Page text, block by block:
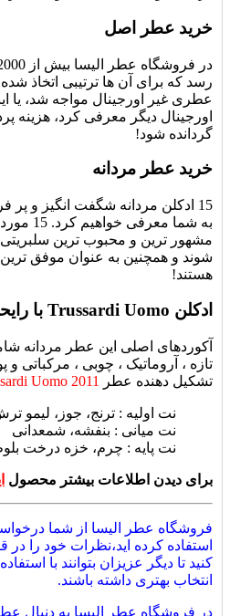
خرید عطر اصل
در فروشگاه عطر الیسا بیش از 2000
رسد که برای آن ها ترتیبی اتخاذ
عطری غیر اورجینال مواجه شد، یا
اورجینال دیگر معرفی کرد، هزینه
گردانده شود!
خرید عطر مردانه
15 ادکلن مردانه شگفت انگیز و
به شما
مشهور ترین و محبوب ترین
شوند و همچنین به عنوان موفق
هستند!
ادکلن Trussardi Uomo با رایحه ی معطر
آکوردهای اصلی این عطر مردانه
تازه ، آروماتیک ، چوبی ،
تشکیل دهنده عطر
Uomo 2011
نت اولیه : ترنج، جوز، لیمو
نت میانی : بنفشه، شمعدانی
نت پایه : چرم، خزه درخت
برای دیدن اطلاعات بیشتر محصول
فروشگاه عطر الیسا از شما
استفاده کرده اید،نظرات خود را
کنید تا دیگر عزیزان بتوانند با
انتخاب بهتری داشته باشند.
در فروشگاه عطر الیسا به دنبال